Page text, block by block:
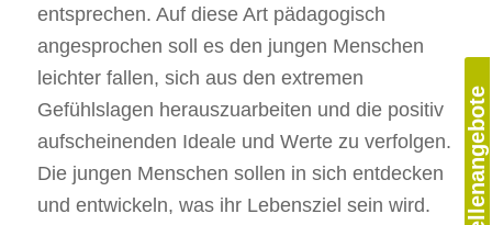
Stellenangebote
entsprechen. Auf diese Art pädagogisch
angesprochen soll es den jungen Menschen
leichter fallen, sich aus den extremen
Gefühlslagen herauszuarbeiten und die positiv
aufscheinenden Ideale und Werte zu verfolgen.
Die jungen Menschen sollen in sich entdecken
und entwickeln, was ihr Lebensziel sein wird.